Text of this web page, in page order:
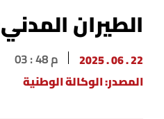
الطيران
22 . 06 . 2025 03 : 48 م
المصدر: الوكالة الوطنية